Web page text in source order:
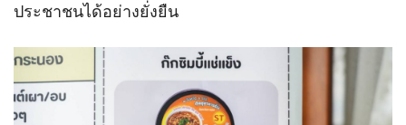
ประชาชนได้อย่างยั่งยืน